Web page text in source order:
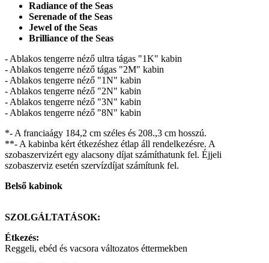
Radiance of the Seas
Serenade of the Seas
Jewel of the Seas
Brilliance of the Seas
- Ablakos tengerre néző ultra tágas "1K" kabin
- Ablakos tengerre néző tágas "2M" kabin
- Ablakos tengerre néző "1N" kabin
- Ablakos tengerre néző "2N" kabin
- Ablakos tengerre néző "3N" kabin
- Ablakos tengerre néző "8N" kabin
*- A franciaágy 184,2 cm széles és 208.,3 cm hosszú.
**- A kabinba kért étkezéshez étlap áll rendelkezésre. A
szobaszervizért egy alacsony díjat számíthatunk fel. Éjjeli
szobaszerviz esetén szervízdíjat számítunk fel.
Belső kabinok
SZOLGÁLTATÁSOK:
Étkezés:
Reggeli, ebéd és vacsora változatos éttermekben